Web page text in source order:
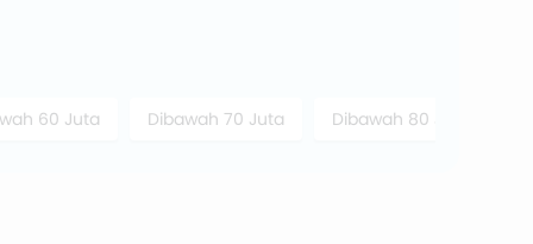
60 Juta Dibawah 70 Juta Dibawah 80 Juta